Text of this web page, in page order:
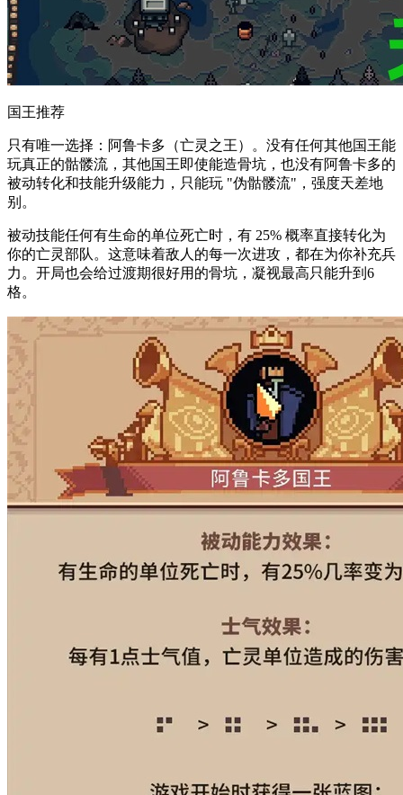
国王推荐
只有唯一选择：阿鲁卡多（亡灵之王）。没有任何其他国王能
玩真正的骷髅流，其他国王即使能造骨坑，也没有阿鲁卡多的
被动转化和技能升级能力，只能玩 "伪骷髅流"，强度天差地
别。
被动技能任何有生命的单位死亡时，有 25% 概率直接转化为
你的亡灵部队。这意味着敌人的每一次进攻，都在为你补充兵
力。开局也会给过渡期很好用的骨坑，凝视最高只能升到6
格。